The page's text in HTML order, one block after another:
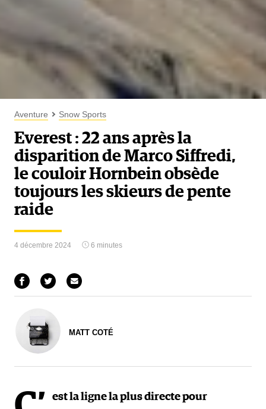
Aventure Snow Sports
Everest : 22 ans après la
disparition de Marco Siffredi,
le couloir Hornbein obsède
toujours les skieurs de pente
raide
4 décembre 2024 6 minutes
MATT COTÉ
est la ligne la plus directe pour